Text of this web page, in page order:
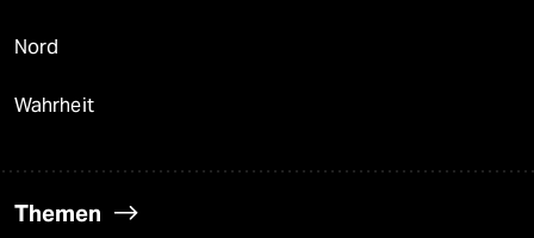
Nord
Wahrheit
Themen